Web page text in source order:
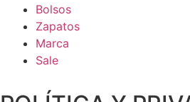
Bolsos
Zapatos
Marca
Sale